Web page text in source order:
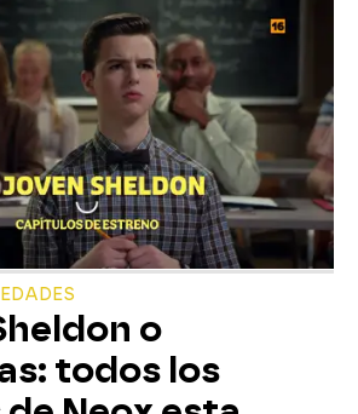
o
todos los